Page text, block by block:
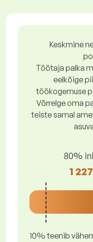
Keskmine
Töötaja palka
eelkõige
töökogemuse
Võrrelge oma
teiste samal
80%
1
10% teenib